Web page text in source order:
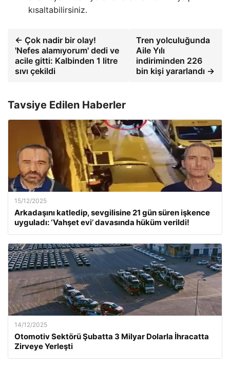
kısaltabilirsiniz.
← Çok nadir bir olay!
'Nefes alamıyorum' dedi ve
acile gitti: Kalbinden 1 litre
sıvı çekildi
Tren yolculuğunda
Aile Yılı
indiriminden 226
bin kişi yararlandı →
Tavsiye Edilen Haberler
15/12/2025
Arkadaşını katledip, sevgilisine 21 gün süren işkence
uyguladı: ‘Vahşet evi’ davasında hüküm verildi!
14/12/2025
Otomotiv Sektörü Şubatta 3 Milyar Dolarla İhracatta
Zirveye Yerleşti